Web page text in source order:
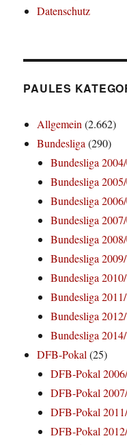
Datenschutz
PAULES
Allgemein(2.662)
Bundesliga(290)
Bundesliga
Bundesliga
Bundesliga
Bundesliga
Bundesliga
Bundesliga
Bundesliga
Bundesliga
Bundesliga
Bundesliga
DFB-Pokal(25)
DFB-Pokal
DFB-Pokal
DFB-Pokal
DFB-Pokal